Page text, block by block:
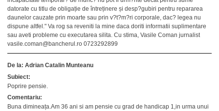
datorate cu titlu de obligație de întreținere și desp?gubiri pentru repararea
daunelor cauzate prin moarte sau prin v?t?m?ri corporale, dac? legea nu
dispune altfel." Va rog sa reveniti la mine daca doriti informatii suplimentare
sau aveti probleme cu executarea silita. Cu stima, Vasile Coman jurnalist
vasile.coman@bancherul.ro 0723292899
De la: Adrian Catalin Munteanu
Subiect:
Poprire pensie.
Comentariu:
Buna dimineața.Am 36 ani si am pensie cu grad de handicap 1,in urma unui